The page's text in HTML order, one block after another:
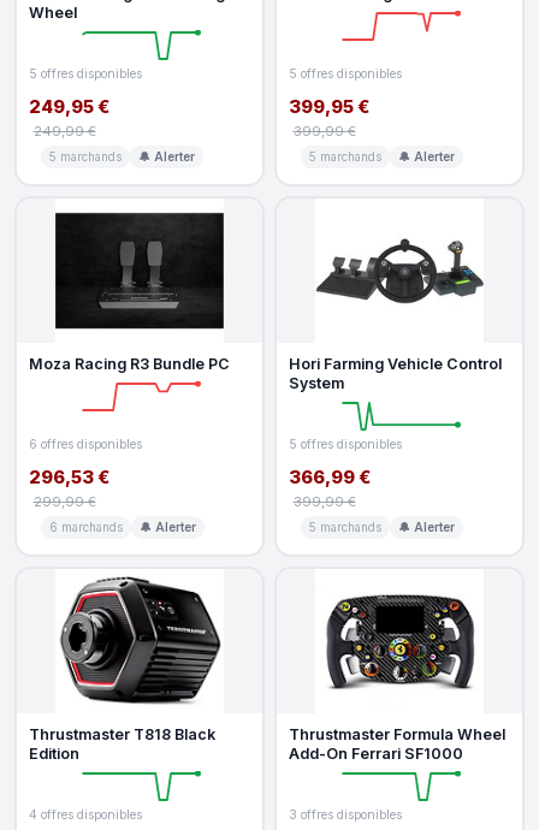
Wheel
5 offres disponibles
249,95 €
249,99 €
5 marchands 🔔 Alerter
5 offres disponibles
399,95 €
399,99 €
5 marchands 🔔 Alerter
Moza Racing R3 Bundle PC
6 offres disponibles
296,53 €
299,99 €
6 marchands 🔔 Alerter
Hori Farming Vehicle Control
System
5 offres disponibles
366,99 €
399,99 €
5 marchands 🔔 Alerter
Thrustmaster T818 Black
Edition
4 offres disponibles
Thrustmaster Formula Wheel
Add-On Ferrari SF1000
3 offres disponibles